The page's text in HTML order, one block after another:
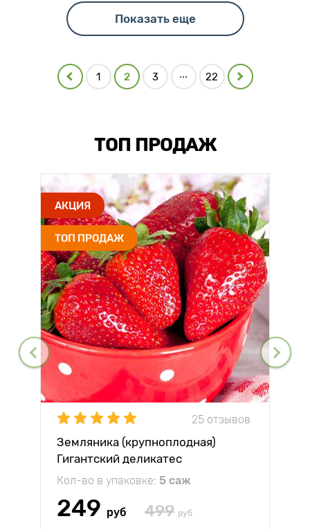
Показать еще
1 2 3 ... 22
ТОП ПРОДАЖ
АКЦИЯ
ТОП ПРОДАЖ
25 отзывов
Земляника (крупноплодная)
Гигантский деликатес
Кол-во в упаковке: 5 саж
249 руб 499 руб